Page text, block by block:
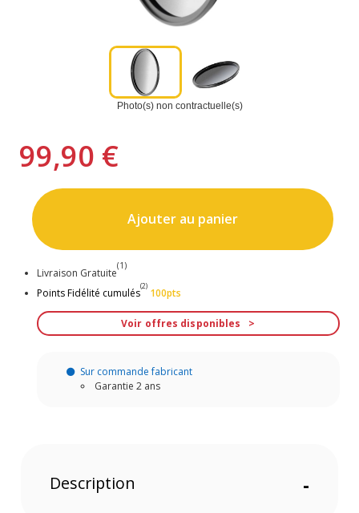
Photo(s) non contractuelle(s)
99,90 €
Ajouter au panier
Livraison Gratuite
(1)
Points Fidélité cumulés
(2)
100pts
Voir offres disponibles
Sur commande fabricant
Garantie 2 ans
Description -